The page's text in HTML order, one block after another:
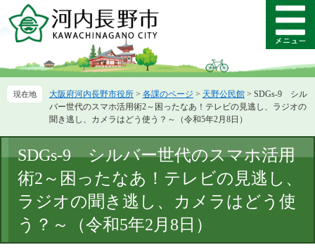
ー
先
ニ
を
本
文
メ
ニ
ー
大阪府河内長野市役所 > 各課のページ > 天野公民館 > SDGs-9 シル
バー世代のスマホ活用術2～困ったなあ！テレビの見逃し、ラジオの
聞き逃し、カメラはどう使う？～（令和5年2月8日）
文
SDGs-9 シルバー世代のスマホ活用
術2～困ったなあ！テレビの見逃し、
ラジオの聞き逃し、カメラはどう使
う？～（令和5年2月8日）